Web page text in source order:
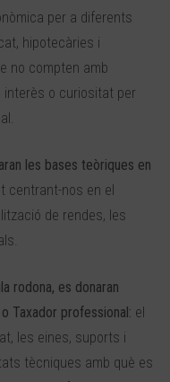
per a diferents
hipotecàries i
no compten amb
interès o curiositat per
les bases teòriques en
centrant-nos en el
de rendes, les
rodona, es donaran
Taxador professional: el
les eines, suports i
tècniques amb què es